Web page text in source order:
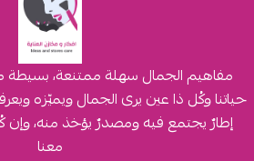
مفاهيم الجمال سهلة ممتنعة، بسيطة
حياتنا وكُل ذا عين يرى الجمال ويميّزه
إطارٌ يجتمع فيه ومصدرٌ يؤخذ منه،
معنا